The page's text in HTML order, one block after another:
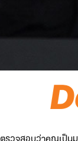
ตรวจสอบว่าคุณเป็น